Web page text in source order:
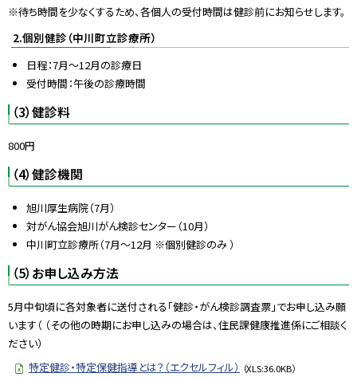
※待ち時間を少なくするため、各個人の受付時間は健診前にお知らせします。
2.個別健診（中川町立診療所）
日程：7月～12月の診療日
受付時間：午後の診療時間
（3）健診料
800円
（4）健診機関
旭川厚生病院（7月）
対がん協会旭川がん検診センター（10月）
中川町立診療所（7月〜12月 ※個別健診のみ ）
（5）お申し込み方法
5月中旬頃に各対象者に送付される「健診・がん検診調査票」でお申し込み願
います（ （その他の時期にお申し込みの場合は、住民課健康推進係にご相談く
ださい）
特定健診・特定保健指導とは？（エクセルフィル） （XLS:36.0KB）